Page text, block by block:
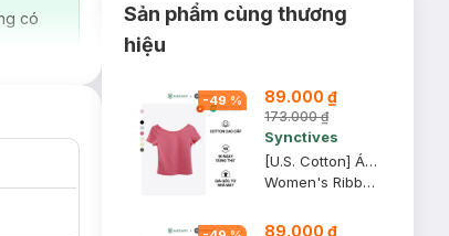
có
Sản phẩm cùng thương
hiệu
-49 % 89.000 ₫
173.000 ₫
Synctives
[U.S. Cotton] Áo Thun Nữ Cổ Thuyền Synctives Slim Fit, Hồng Mận, M - CWTS0013
Women's Ribbed U-neck Low Back T-shirt
89.000 ₫